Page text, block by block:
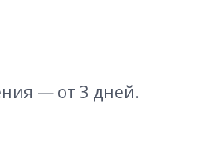
— от 3 дней.